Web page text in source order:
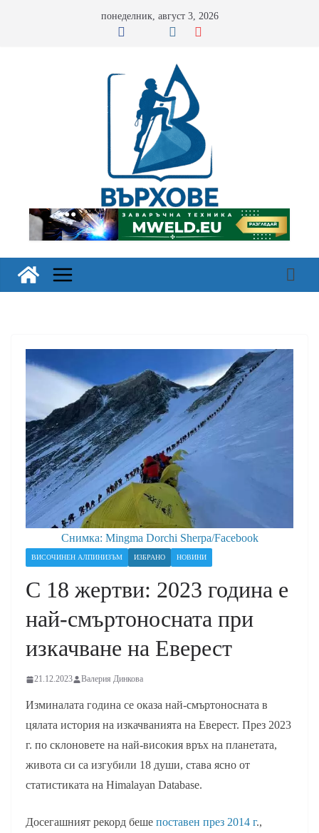
понеделник, август 3, 2026
Снимка: Mingma Dorchi Sherpa/Facebook
ВИСОЧИНЕН АЛПИНИЗЪМ ИЗБРАНО НОВИНИ
С 18 жертви: 2023 година е
най-смъртоносната при
изкачване на Еверест
21.12.2023 Валерия Динкова
Изминалата година се оказа най-смъртоносната в
цялата история на изкачванията на Еверест. През 2023
г. по склоновете на най-високия връх на планетата,
живота си са изгубили 18 души, става ясно от
статистиката на Himalayan Database.
Досегашният рекорд беше поставен през 2014 г.,